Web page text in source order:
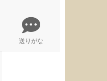
送りがな